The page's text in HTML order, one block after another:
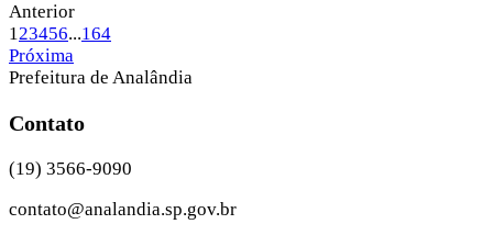
Anterior
123456...164
Próxima
Prefeitura de Analândia
Contato
(19) 3566-9090
contato@analandia.sp.gov.br